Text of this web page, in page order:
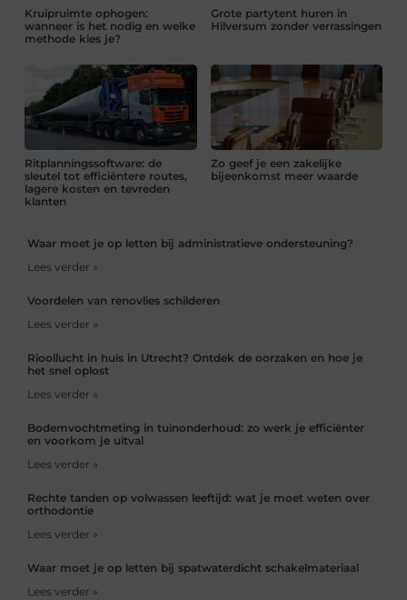
Kruipruimte ophogen:
wanneer is het nodig en welke
methode kies je?
Grote partytent huren in
Hilversum zonder verrassingen
Ritplanningssoftware: de
sleutel tot efficiëntere routes,
lagere kosten en tevreden
klanten
Zo geef je een zakelijke
bijeenkomst meer waarde
Waar moet je op letten bij administratieve ondersteuning?
Lees verder »
Voordelen van renovlies schilderen
Lees verder »
Rioollucht in huis in Utrecht? Ontdek de oorzaken en hoe je
het snel oplost
Lees verder »
Bodemvochtmeting in tuinonderhoud: zo werk je efficiënter
en voorkom je uitval
Lees verder »
Rechte tanden op volwassen leeftijd: wat je moet weten over
orthodontie
Lees verder »
Waar moet je op letten bij spatwaterdicht schakelmateriaal
Lees verder »